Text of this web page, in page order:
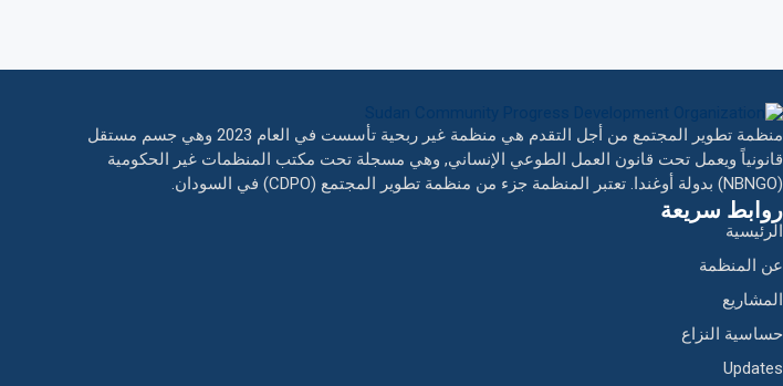
منظمة تطوير المجتمع من أجل التقدم هي منظمة غير ربحية تأسست في العام 2023 وهي جسم مستقل
قانونياً ويعمل تحت قانون العمل الطوعي الإنساني, وهي مسجلة تحت مكتب المنظمات غير الحكومية
(NBNGO) بدولة أوغندا. تعتبر المنظمة جزء من منظمة تطوير المجتمع (CDPO) في السودان.
روابط سريعة
الرئيسية
عن المنظمة
المشاريع
حساسية النزاع
Updates